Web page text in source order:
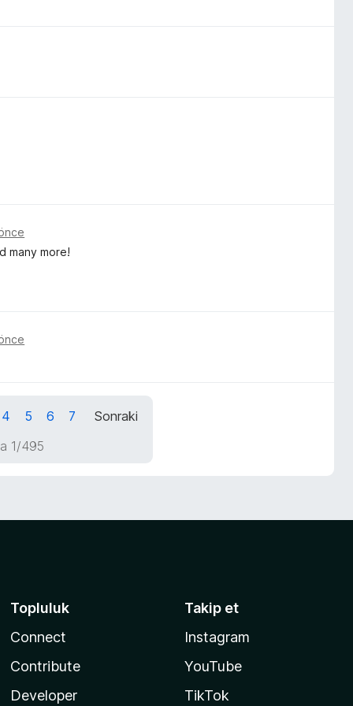
many more!
4 5 6 7
Sonraki
1/495
Topluluk
Connect
Contribute
Developer
Takip et
Instagram
YouTube
TikTok